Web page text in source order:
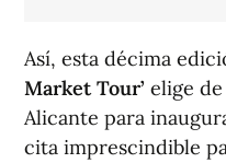
Así, esta décima
Market Tour’ elige
Alicante para
cita imprescindible